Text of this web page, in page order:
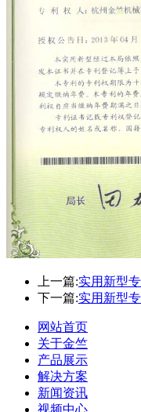
上一篇:实用新型
下一篇:实用新型
网站首页
关于金竺
产品展示
解决方案
新闻资讯
视频中心